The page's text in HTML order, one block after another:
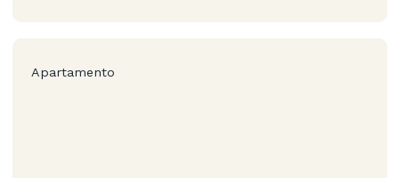
Apartamento